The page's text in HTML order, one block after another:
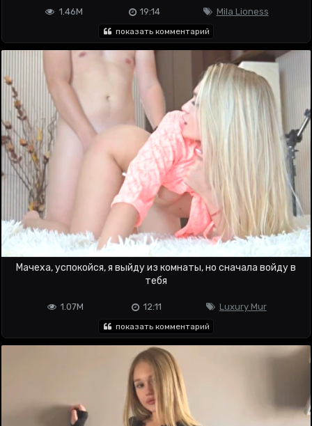
Mila Lioness
19:14
1.46M
показать комментарий
Мачеха, успокойся, я выйду из комнаты, но сначала войду в
тебя
Luxury Mur
12:11
1.07M
показать комментарий